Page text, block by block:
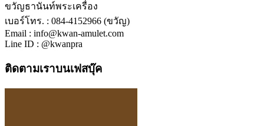
ขวัญธานันท์พระเครื่อง
เบอร์โทร. : 084-4152966 (ขวัญ)
Email : info@kwan-amulet.com
Line ID : @kwanpra
ติดตามเราบนเฟสบุ๊ค